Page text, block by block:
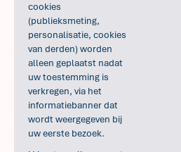
cookies
(publieksmeting,
personalisatie, cookies
van derden) worden
alleen geplaatst nadat
uw toestemming is
verkregen, via het
informatiebanner dat
wordt weergegeven bij
uw eerste bezoek.